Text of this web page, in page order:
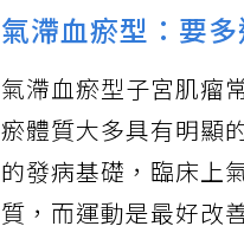
氣滯血瘀型：要
氣滯血瘀型子宮肌瘤
瘀體質大多具有明顯
的發病基礎，臨床上
質，而運動是最好改